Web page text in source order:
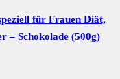
für Frauen Diät,
– Schokolade (500g)